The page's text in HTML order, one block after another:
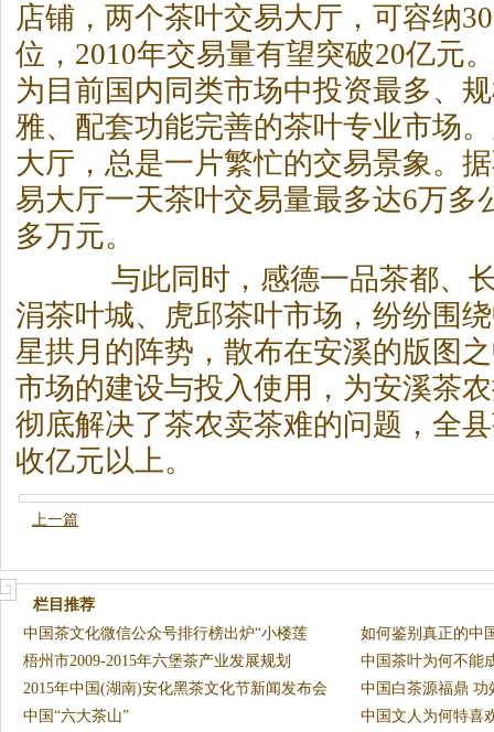
店铺，两个茶叶交易大厅，可容纳
位，2010年交易量有望突破20亿元
为目前国内同类市场中投资最多、
雅、配套功能完善的茶叶专业市场
大厅，总是一片繁忙的交易景象。
易大厅一天茶叶交易量最多达6万多
多万元。
与此同时，感德一品茶都、
涓茶叶城、虎邱茶叶市场，纷纷围
星拱月的阵势，散布在安溪的版图
市场的建设与投入使用，为安溪茶
彻底解决了茶农卖茶难的问题，全县
收亿元以上。
上一篇
栏目推荐
中国茶文化微信公众号排行榜出炉“小楼莲
花”上
如何鉴别真正的中
梧州市2009-2015年六堡茶产业发展规划
中国茶叶为何不能
2015年中国(湖南)安化黑茶文化节新闻发布会
发
中国白茶源福鼎 功
中国“六大茶山”
中国文人为何特喜